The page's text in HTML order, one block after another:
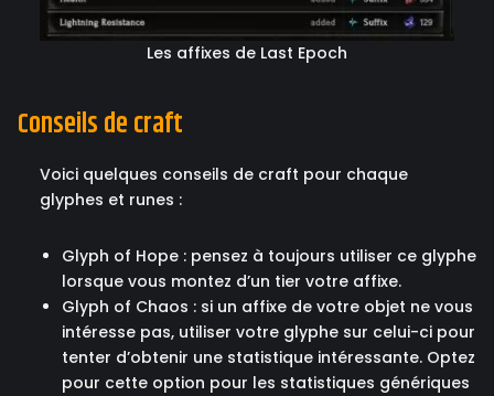
Les affixes de Last Epoch
Conseils de craft
Voici quelques conseils de craft pour chaque
glyphes et runes :
Glyph of Hope : pensez à toujours utiliser ce glyphe
lorsque vous montez d’un tier votre affixe.
Glyph of Chaos : si un affixe de votre objet ne vous
intéresse pas, utiliser votre glyphe sur celui-ci pour
tenter d’obtenir une statistique intéressante. Optez
pour cette option pour les statistiques génériques